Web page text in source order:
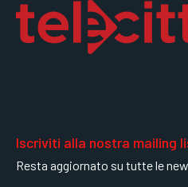
Iscriviti alla nostra mailing
Resta aggiornato su tutte le